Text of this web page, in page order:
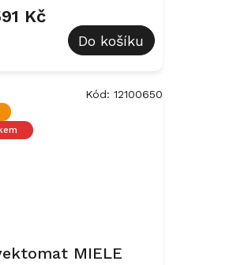
Kč
Do košíku
MIELE
Kód: 12100650